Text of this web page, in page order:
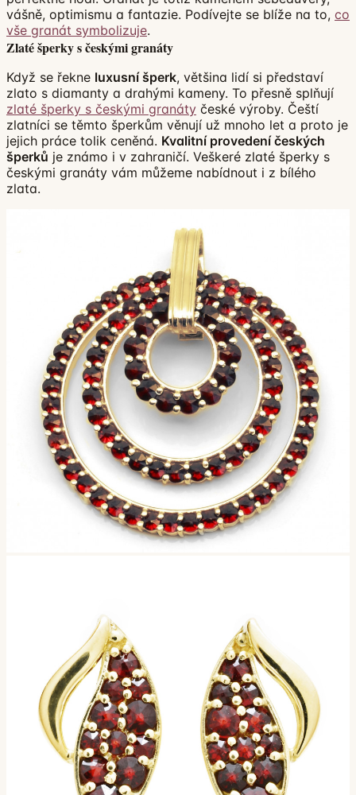
vášně, optimismu a fantazie. Podívejte se blíže na to, co
vše granát symbolizuje.
Zlaté šperky s českými granáty
Když se řekne luxusní šperk, většina lidí si představí
zlato s diamanty a drahými kameny. To přesně splňují
zlaté šperky s českými granáty české výroby. Čeští
zlatníci se těmto šperkům věnují už mnoho let a proto je
jejich práce tolik ceněná. Kvalitní provedení českých
šperků je známo i v zahraničí. Veškeré zlaté šperky s
českými granáty vám můžeme nabídnout i z bílého
zlata.